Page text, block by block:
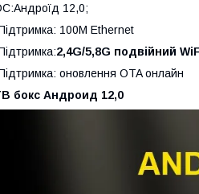
12,0;
100M Ethernet
2,4G/5,8G подвійний
оновлення OTA онлайн
бокс Андроид 12,0